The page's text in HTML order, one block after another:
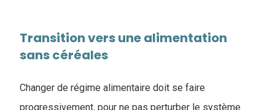
Transition vers une alimentation
sans céréales
Changer de régime alimentaire doit se faire
progressivement, pour ne pas perturber le système